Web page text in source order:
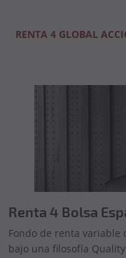
RENTA 4 GLOBAL
Renta 4 Bolsa
Fondo de renta variable
bajo una filosofía